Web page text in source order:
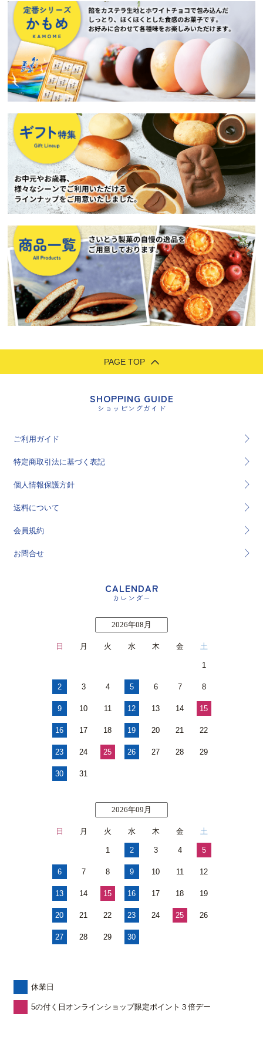
PAGE TOP
SHOPPING GUIDE
ショッピングガイド
ご利用ガイド
特定商取引法に基づく表記
個人情報保護方針
送料について
会員規約
お問合せ
CALENDAR
カレンダー
2026年08月
日 月 火 水 木 金 土
1
2 3 4 5 6 7 8
9 10 11 12 13 14 15
16 17 18 19 20 21 22
23 24 25 26 27 28 29
30 31
2026年09月
日 月 火 水 木 金 土
1 2 3 4 5
6 7 8 9 10 11 12
13 14 15 16 17 18 19
20 21 22 23 24 25 26
27 28 29 30
休業日
5の付く日オンラインショップ限定ポイント３倍デー